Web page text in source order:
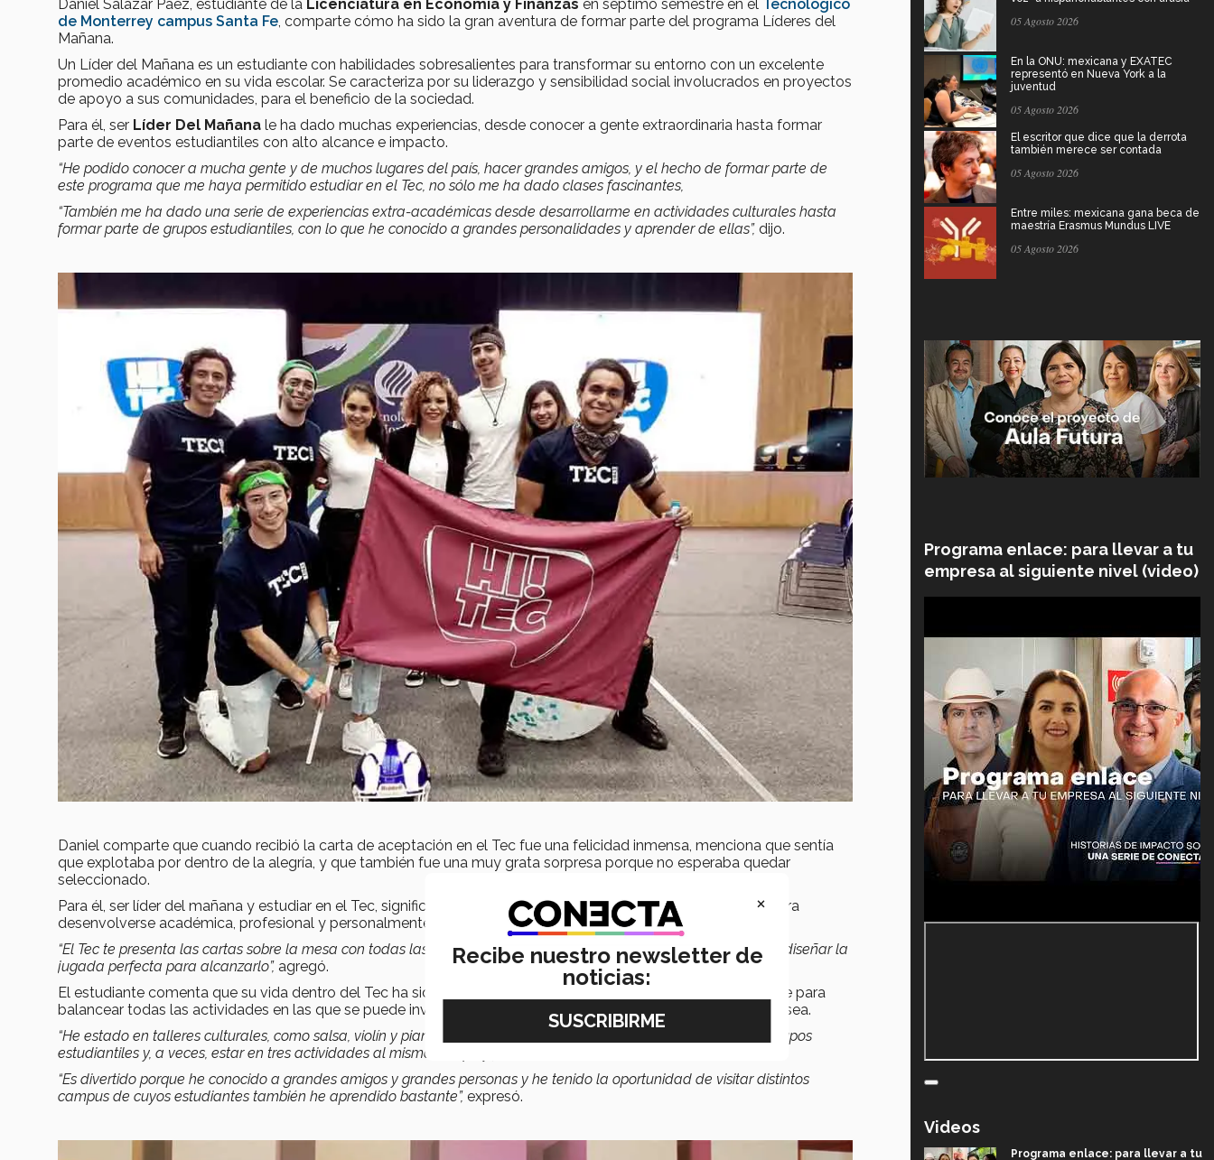
Daniel Salazar Páez, estudiante de la Licenciatura en Economía y Finanzas en séptimo semestre en el Tecnológico
de Monterrey campus Santa Fe , comparte cómo ha sido la gran aventura de formar parte del programa Líderes del
Mañana.
Un Líder del Mañana es un estudiante con habilidades sobresalientes para transformar su entorno con un excelente
promedio académico en su vida escolar. Se caracteriza por su liderazgo y sensibilidad social involucrados en proyectos
de apoyo a sus comunidades, para el beneficio de la sociedad.
Para él, ser Líder Del Mañana le ha dado muchas experiencias, desde conocer a gente extraordinaria hasta formar
parte de eventos estudiantiles con alto alcance e impacto.
“He podido conocer a mucha gente y de muchos lugares del país, hacer grandes amigos, y el hecho de formar parte de
este programa que me haya permitido estudiar en el Tec, no sólo me ha dado clases fascinantes,
“También me ha dado una serie de experiencias extra-académicas desde desarrollarme en actividades culturales hasta
formar parte de grupos estudiantiles, con lo que he conocido a grandes personalidades y aprender de ellas”, dijo.
Daniel comparte que cuando recibió la carta de aceptación en el Tec fue una felicidad inmensa, menciona que sentía
que explotaba por dentro de la alegría, y que también fue una muy grata sorpresa porque no esperaba quedar
seleccionado.
Para él, ser líder del mañana y estudiar en el Tec, significa un estallido deposibilidades y oportunidades
para
desenvolverse académica, profesional y personalmente.
“El Tec te presenta las cartas sobre la mesa con todas las oportunidades para crecer y queda en uno tomarlas y diseñar la
jugada perfecta para alcanzarlo”, agregó.
El estudiante comenta que su vida dentro del Tec ha sido muy
, ya que para
balancear todas las actividades en las que se puede involucrar, junto con la carga académica, es toda una odisea.
“He estado en talleres culturales, como salsa, violín y piano, haciendo proyectos de servicio social, así como en grupos
estudiantiles y, a veces, estar en tres actividades al mismo tiempo y juntar todo es un reto.
“Es divertido porque he conocido a grandes amigos y grandes personas y he tenido la oportunidad de visitar distintos
campus de cuyos estudiantes también he aprendido bastante”, expresó.
05 Agosto 2026
En la ONU: mexicana y EXATEC
representó en Nueva York a la
juventud
05 Agosto 2026
El escritor que dice que la derrota
también merece ser contada
05 Agosto 2026
Entre miles: mexicana gana beca de
maestría Erasmus Mundus LIVE
05 Agosto 2026
Programa enlace: para llevar a tu
empresa al siguiente nivel (video)
Videos
Programa enlace: para llevar a tu
×
Recibe nuestro newsletter de
noticias: